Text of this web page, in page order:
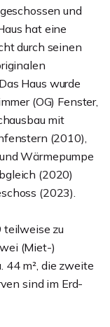
und
hat eine
durch seinen
Haus wurde
(OG) Fenster,
mit
(2010),
Wärmepumpe
(2020)
(2023).
teilweise zu
(Miet-)
44 m², die zweite
sind im Erd-